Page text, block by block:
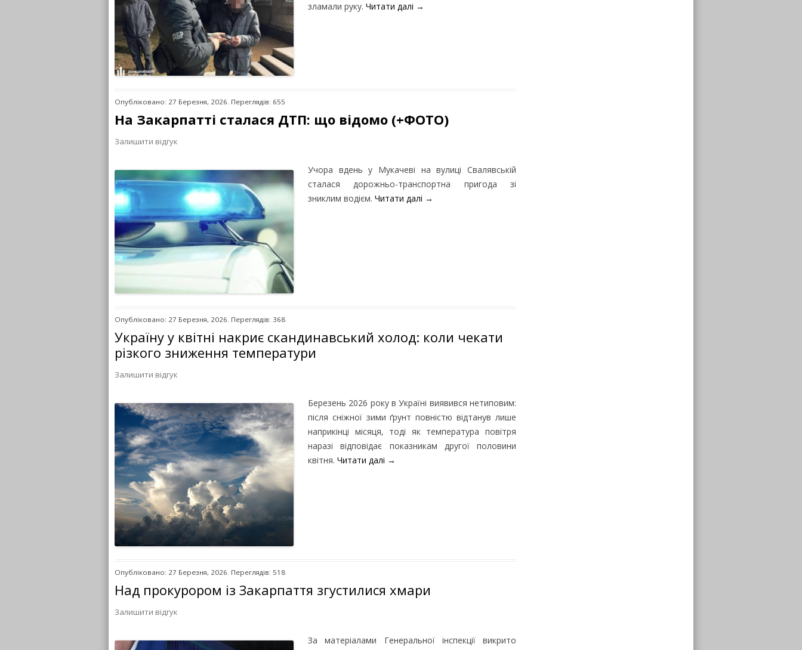
зламали руку. Читати далі →
Опубліковано: 27 Березня, 2026. Переглядів: 655
На Закарпатті сталася ДТП: що відомо (+ФОТО)
Залишити відгук
Учора вдень у Мукачеві на вулиці Свалявській
сталася дорожньо-транспортна пригода зі
зниклим водієм. Читати далі →
Опубліковано: 27 Березня, 2026. Переглядів: 368
Україну у квітні накриє скандинавський холод: коли чекати
різкого зниження температури
Залишити відгук
Березень 2026 року в Україні виявився нетиповим:
після сніжної зими ґрунт повністю відтанув лише
наприкінці місяця, тоді як температура повітря
наразі відповідає показникам другої половини
квітня. Читати далі →
Опубліковано: 27 Березня, 2026. Переглядів: 518
Над прокурором із Закарпаття згустилися хмари
Залишити відгук
За матеріалами Генеральної інспекції викрито